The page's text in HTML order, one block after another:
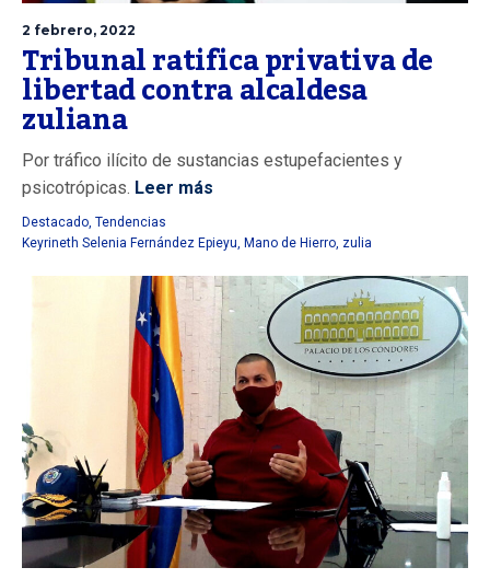
2 febrero, 2022
Tribunal ratifica privativa de
libertad contra alcaldesa
zuliana
Por tráfico ilícito de sustancias estupefacientes y
psicotrópicas. Leer más
Destacado, Tendencias
Keyrineth Selenia Fernández Epieyu, Mano de Hierro, zulia